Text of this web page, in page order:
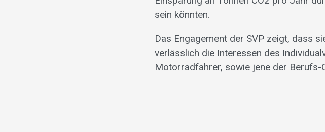
sein könnten.
Das Engagement der SVP zeigt, dass
verlässlich die Interessen des
Motorradfahrer, sowie jene der Berufs-